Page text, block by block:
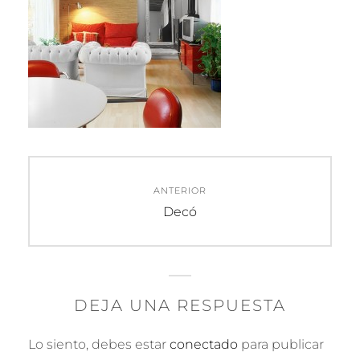
entradas
ANTERIOR
Entrada
Decó
DEJA UNA RESPUESTA
Lo siento, debes estar conectado para publicar